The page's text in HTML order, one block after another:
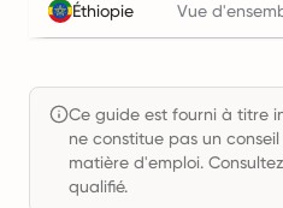
Éthiopie Vue
Ce guide est fourni à titre
ne constitue pas un
matière d'emploi.
qualifié.